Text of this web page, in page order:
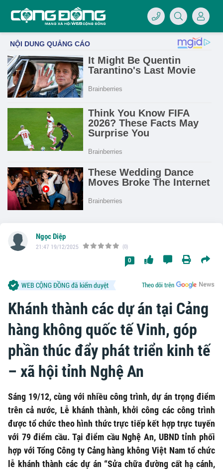
Khánh thành các dự án tại Cảng
hàng không quốc tế Vinh, góp
phần thúc đẩy phát triển kinh tế
– xã hội tỉnh Nghệ An
Sáng 19/12, cùng với nhiều công trình, dự án trọng điểm
trên cả nước, Lễ khánh thành, khởi công các công trình
được tổ chức theo hình thức trực tiếp kết hợp trực tuyến
với 79 điểm cầu. Tại điểm cầu Nghệ An, UBND tỉnh phối
hợp với Tổng Công ty Cảng hàng không Việt Nam tổ chức
lễ khánh thành các dự án “Sửa chữa đường cất hạ cánh,
Ngọc Diệp
21:47 19/12/2025 (0)
0
Theo dõi trên
WEB CỘNG ĐỒNG đã kiểm duyệt
07/LOGO-